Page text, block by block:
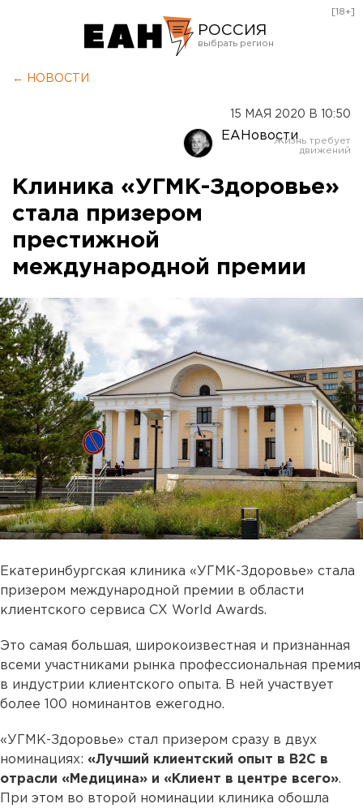
РОССИЯ
Оренбург
[18+]
← НОВОСТИ
15 МАЯ 2020 В 10:50
ЕАНовости
Клиника «УГМК-Здоровье»
стала призером
престижной
международной премии
Екатеринбургская клиника «УГМК-Здоровье» стала
призером международной премии в области
клиентского сервиса CX World Awards.
Это самая большая, широкоизвестная и признанная
всеми участниками рынка профессиональная премия
в индустрии клиентского опыта. В ней участвует
более 100 номинантов ежегодно.
«УГМК-Здоровье» стал призером сразу в двух
номинациях: «Лучший клиентский опыт в B2C в
отрасли «Медицина» и «Клиент в центре всего».
При этом во второй номинации клиника обошла